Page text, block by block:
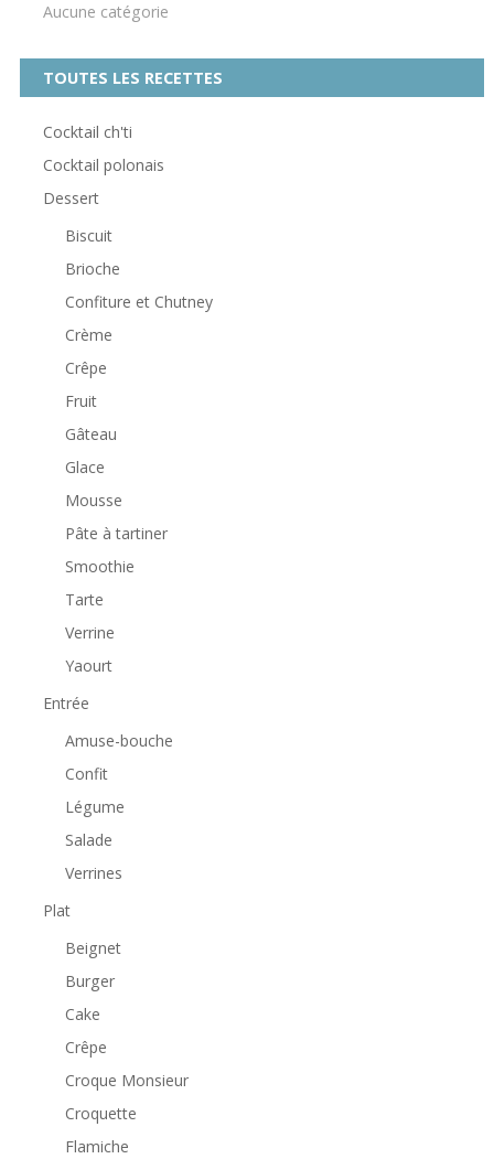
Aucune catégorie
TOUTES LES RECETTES
Cocktail ch'ti
Cocktail polonais
Dessert
Biscuit
Brioche
Confiture et Chutney
Crème
Crêpe
Fruit
Gâteau
Glace
Mousse
Pâte à tartiner
Smoothie
Tarte
Verrine
Yaourt
Entrée
Amuse-bouche
Confit
Légume
Salade
Verrines
Plat
Beignet
Burger
Cake
Crêpe
Croque Monsieur
Croquette
Flamiche